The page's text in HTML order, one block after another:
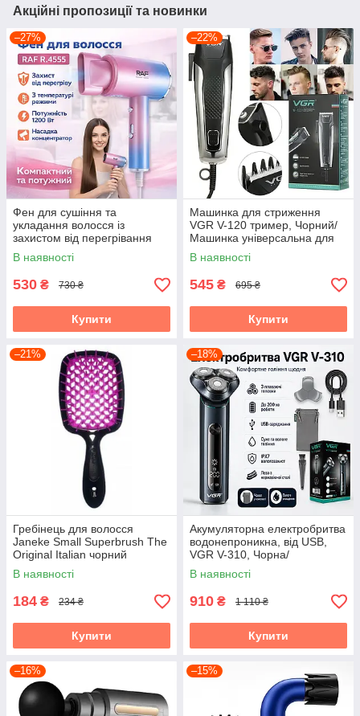
Акційні пропозиції та новинки
–27%
Фен для сушіння та
укладання волосся із
захистом від перегрівання
та концентратором RAF
R.4555 1200W
В наявності
530 ₴ 730 ₴
Купити
–22%
Машинка для стриження
VGR V-120 тример, Чорний/
Машинка універсальна для
стриження волосся
В наявності
545 ₴ 695 ₴
Купити
–21%
Гребінець для волосся
Janeke Small Superbrush The
Original Italian чорний
В наявності
184 ₴ 234 ₴
Купити
–18%
Акумуляторна електробритва
водонепроникна, від USB,
VGR V-310, Чорна/
Бездротова бритва
електрична
В наявності
910 ₴ 1 110 ₴
Купити
–16% –15%